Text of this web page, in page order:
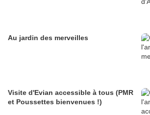
Au jardin des merveilles
Visite d'Evian accessible à tous (PMR
et Poussettes bienvenues !)